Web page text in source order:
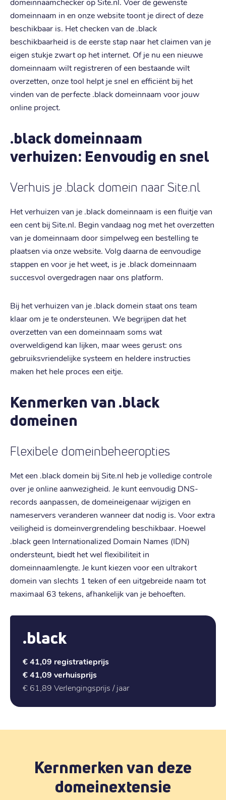
domeinnaam in en onze website toont je direct of deze
beschikbaar is. Het checken van de .black
beschikbaarheid is de eerste stap naar het claimen van je
eigen stukje zwart op het internet. Of je nu een nieuwe
domeinnaam wilt registreren of een bestaande wilt
overzetten, onze tool helpt je snel en efficiënt bij het
vinden van de perfecte .black domeinnaam voor jouw
online project.
.black domeinnaam
verhuizen: Eenvoudig en snel
Verhuis je .black domein naar Site.nl
Het verhuizen van je .black domeinnaam is een fluitje van
een cent bij Site.nl. Begin vandaag nog met het overzetten
van je domeinnaam door simpelweg een bestelling te
plaatsen via onze website. Volg daarna de eenvoudige
stappen en voor je het weet, is je .black domeinnaam
succesvol overgedragen naar ons platform.
Bij het verhuizen van je .black domein staat ons team
klaar om je te ondersteunen. We begrijpen dat het
overzetten van een domeinnaam soms wat
overweldigend kan lijken, maar wees gerust: ons
gebruiksvriendelijke systeem en heldere instructies
maken het hele proces een eitje.
Kenmerken van .black
domeinen
Flexibele domeinbeheeropties
Met een .black domein bij Site.nl heb je volledige controle
over je online aanwezigheid. Je kunt eenvoudig DNS-
records aanpassen, de domeineigenaar wijzigen en
nameservers veranderen wanneer dat nodig is. Voor extra
veiligheid is domeinvergrendeling beschikbaar. Hoewel
.black geen Internationalized Domain Names (IDN)
ondersteunt, biedt het wel flexibiliteit in
domeinnaamlengte. Je kunt kiezen voor een ultrakort
domein van slechts 1 teken of een uitgebreide naam tot
maximaal 63 tekens, afhankelijk van je behoeften.
.black
€ 41,09 registratieprijs
€ 41,09 verhuisprijs
€ 61,89 Verlengingsprijs / jaar
Kernmerken van deze
domeinextensie